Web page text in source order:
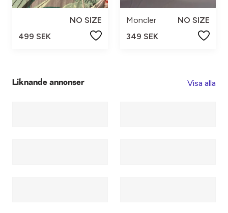
NO SIZE
499 SEK
Moncler
NO SIZE
349 SEK
Liknande annonser Visa alla